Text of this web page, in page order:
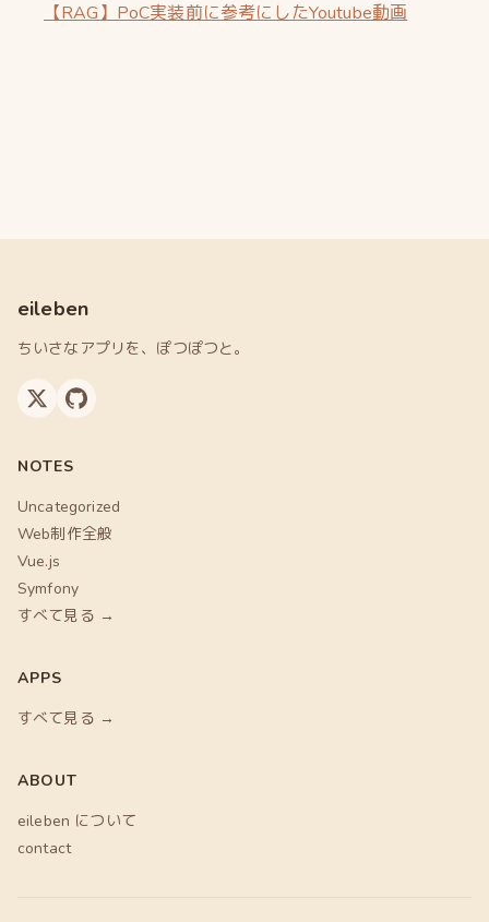
【RAG】PoC実装前に参考にしたYoutube動画
eileben
ちいさなアプリを、ぽつぽつと。
NOTES
Uncategorized
Web制作全般
Vue.js
Symfony
すべて見る →
APPS
すべて見る →
ABOUT
eileben について
contact